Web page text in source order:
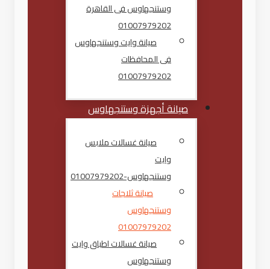
وستنجهاوس فى القاهرة
01007979202
صيانة وايت وستنجهاوس
فى المحافظات
01007979202
صيانة أجهزة وستنجهاوس
صيانة غسالات ملابس
وايت
وستنجهاوس-01007979202
صيانة ثلاجات
وستنجهاوس
01007979202
صيانة غسالات اطباق وايت
وستنجهاوس